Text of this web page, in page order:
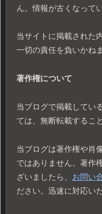
ん。情報が古くなって
当サイトに掲載された
一切の責任を負いかね
著作権について
当ブログで掲載してい
ては、無断転載するこ
当ブログは著作権や肖
ではありません。著作
ざいましたら、 お問い
ださい。迅速に対応い